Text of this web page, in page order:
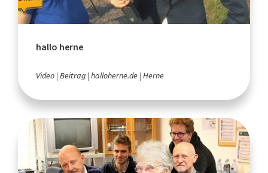
hallo herne
Video Beitrag halloherne.de Herne